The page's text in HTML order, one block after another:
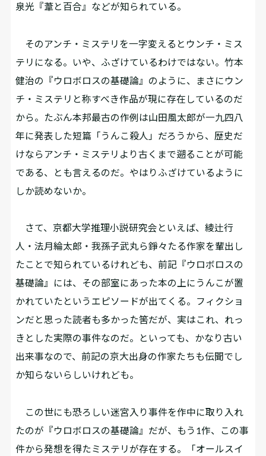
泉光『葦と百合』などが知られている。
そのアンチ・ミステリを一字変えるとウンチ・ミス
テリになる。――いや、ふざけているわけではない。竹本
健治の『ウロボロスの基礎論』のように、まさにウン
チ・ミステリと称すべき作品が現に存在しているのだ
から。たぶん本邦最古の作例は山田風太郎が一九四八
年に発表した短篇「うんこ殺人」だろうから、歴史だ
けならアンチ・ミステリより古くまで遡ることが可能
である、とも言えるのだ。――やはりふざけているように
しか読めないか。
さて、京都大学推理小説研究会といえば、綾辻行
人・法月綸太郎・我孫子武丸ら錚々たる作家を輩出し
たことで知られているけれども、前記『ウロボロスの
基礎論』には、その部室にあった本の上にうんこが置
かれていた――というエピソードが出てくる。フィクショ
ンだと思った読者も多かった筈だが、実はこれ、れっ
きとした実際の事件なのだ。といっても、かなり古い
出来事なので、前記の京大出身の作家たちも伝聞でし
か知らないらしいけれども。
この世にも恐ろしい迷宮入り事件を作中に取り入れ
たのが『ウロボロスの基礎論』だが、もう1作、この事
件から発想を得たミステリが存在する。「オールスイ